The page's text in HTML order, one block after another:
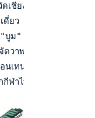
ยงราย ได้แข่งขั
ยว ทีมหญิง และ
" กษิดิศ สำเร็จ,
พรวนิช, "อีฟ" พั
นิสแห่งประเทศไท
ไทย ออกเดินทาง